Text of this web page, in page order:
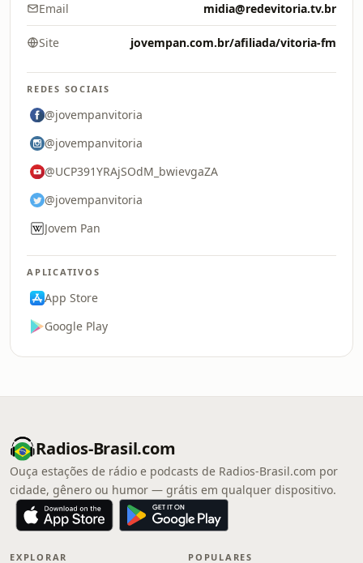
Email midia@redevitoria.tv.br
Site jovempan.com.br/afiliada/vitoria-fm
REDES SOCIAIS
@jovempanvitoria
@jovempanvitoria
@UCP391YRAjSOdM_bwievgaZA
@jovempanvitoria
Jovem Pan
APLICATIVOS
App Store
Google Play
Radios-Brasil.com
Ouça estações de rádio e podcasts de Radios-Brasil.com por
cidade, gênero ou humor — grátis em qualquer dispositivo.
EXPLORAR POPULARES